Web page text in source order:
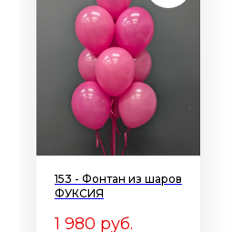
153 - Фонтан из шаров
ФУКСИЯ
1 980 руб.